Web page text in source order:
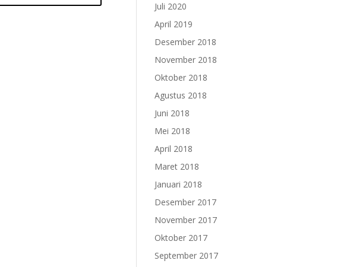
Juli 2020
April 2019
Desember 2018
November 2018
Oktober 2018
Agustus 2018
Juni 2018
Mei 2018
April 2018
Maret 2018
Januari 2018
Desember 2017
November 2017
Oktober 2017
September 2017